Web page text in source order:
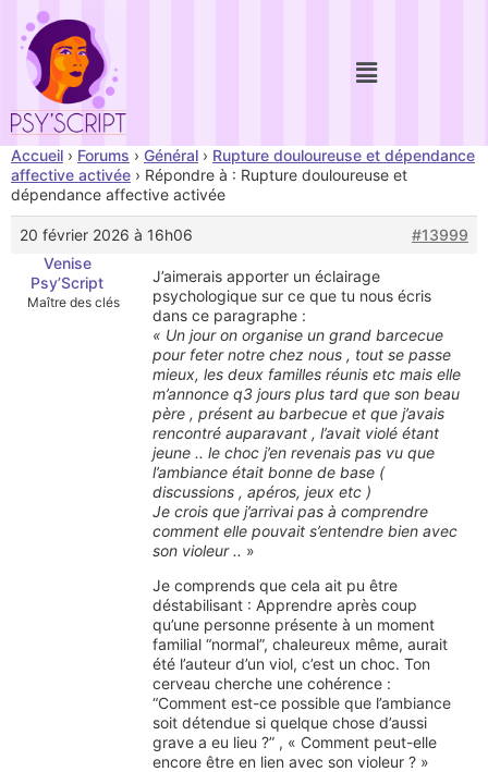
Accueil › Forums › Général › Rupture douloureuse et dépendance
affective activée › Répondre à : Rupture douloureuse et
dépendance affective activée
20 février 2026 à 16h06
#13999
Venise
Psy’Script
Maître des clés
J’aimerais apporter un éclairage
psychologique sur ce que tu nous écris
dans ce paragraphe :
« Un jour on organise un grand barcecue
pour feter notre chez nous , tout se passe
mieux, les deux familles réunis etc mais elle
m’annonce q3 jours plus tard que son beau
père , présent au barbecue et que j’avais
rencontré auparavant , l’avait violé étant
jeune .. le choc j’en revenais pas vu que
l’ambiance était bonne de base (
discussions , apéros, jeux etc )
Je crois que j’arrivai pas à comprendre
comment elle pouvait s’entendre bien avec
son violeur .. »
Je comprends que cela ait pu être
déstabilisant : Apprendre après coup
qu’une personne présente à un moment
familial “normal”, chaleureux même, aurait
été l’auteur d’un viol, c’est un choc. Ton
cerveau cherche une cohérence :
“Comment est-ce possible que l’ambiance
soit détendue si quelque chose d’aussi
grave a eu lieu ?” , « Comment peut-elle
encore être en lien avec son violeur ? »